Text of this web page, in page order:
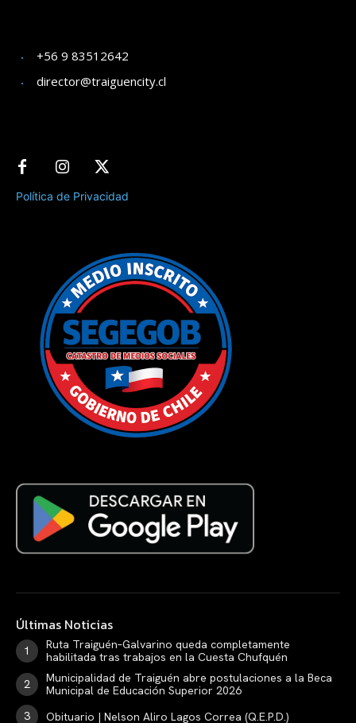
+56 9 83512642
director@traiguencity.cl
Política de Privacidad
Últimas Noticias
Ruta Traiguén–Galvarino queda completamente
habilitada tras trabajos en la Cuesta Chufquén
Municipalidad de Traiguén abre postulaciones a la Beca
Municipal de Educación Superior 2026
Obituario | Nelson Aliro Lagos Correa (Q.E.P.D.)